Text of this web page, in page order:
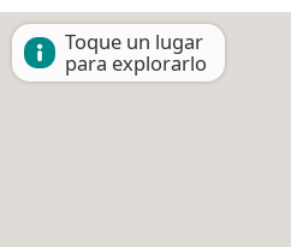
Toque un lugar
para explorarlo